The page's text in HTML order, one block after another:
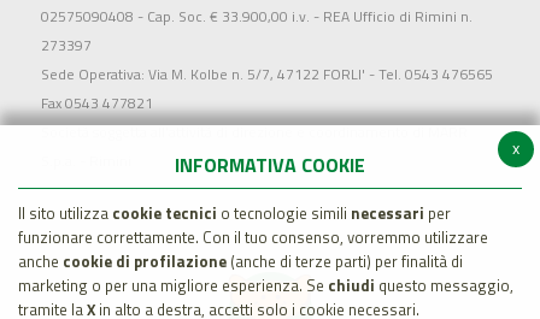
02575090408 - Cap. Soc. € 33.900,00 i.v. - REA Ufficio di Rimini n.
273397
Sede Operativa: Via M. Kolbe n. 5/7, 47122 FORLI' - Tel. 0543 476565
Fax 0543 477821
Società soggetta all'attività di direzione e coordinamento di MARR
x
INFORMATIVA COOKIE
Il sito utilizza cookie tecnici o tecnologie simili necessari per
funzionare correttamente. Con il tuo consenso, vorremmo utilizzare
anche cookie di profilazione (anche di terze parti) per finalità di
marketing o per una migliore esperienza. Se chiudi questo messaggio,
tramite laX in alto a destra, accetti solo i cookie necessari.